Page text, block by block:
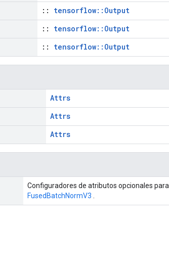
:: tensorflow::Output
:: tensorflow::Output
:: tensorflow::Output
Attrs
Attrs
Attrs
Configuradores de atributos opcionales para
FusedBatchNormV3